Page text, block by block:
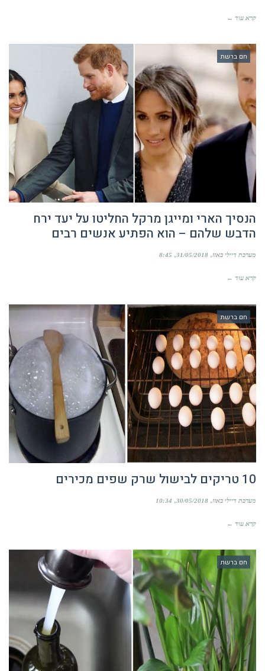
קרא עוד ←
חם ברשת
הנסיך הארי ומייגן מרקל החליטו על יעד ירח
הדבש שלהם – הוא הפתיע אנשים רבים
מערכת דיילי באזז 31/05/2018
8:45
קרא עוד ←
חם ברשת
10 טריקים לבישול שרק שפים מכירים
מערכת דיילי באזז 30/05/2018
10:34
קרא עוד ←
חם ברשת